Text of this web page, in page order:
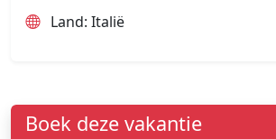
Land: Italië
Boek deze vakantie